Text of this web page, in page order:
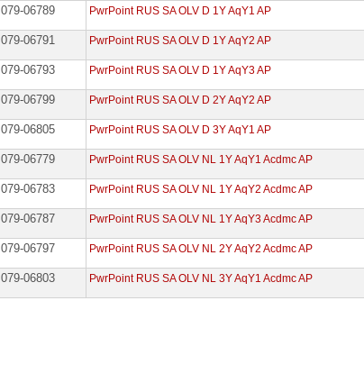
079-06789 PwrPoint RUS SA OLV D 1Y AqY1 AP
079-06791 PwrPoint RUS SA OLV D 1Y AqY2 AP
079-06793 PwrPoint RUS SA OLV D 1Y AqY3 AP
079-06799 PwrPoint RUS SA OLV D 2Y AqY2 AP
079-06805 PwrPoint RUS SA OLV D 3Y AqY1 AP
079-06779 PwrPoint RUS SA OLV NL 1Y AqY1 Acdmc AP
079-06783 PwrPoint RUS SA OLV NL 1Y AqY2 Acdmc AP
079-06787 PwrPoint RUS SA OLV NL 1Y AqY3 Acdmc AP
079-06797 PwrPoint RUS SA OLV NL 2Y AqY2 Acdmc AP
079-06803 PwrPoint RUS SA OLV NL 3Y AqY1 Acdmc AP